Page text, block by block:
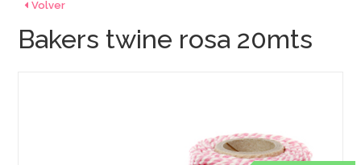
Volver
Bakers twine rosa 20mts